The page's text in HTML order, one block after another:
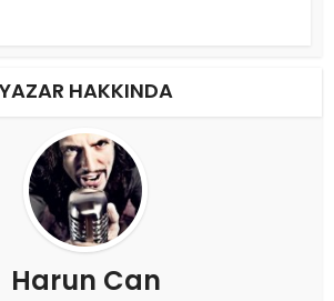
YAZAR HAKKINDA
Harun Can